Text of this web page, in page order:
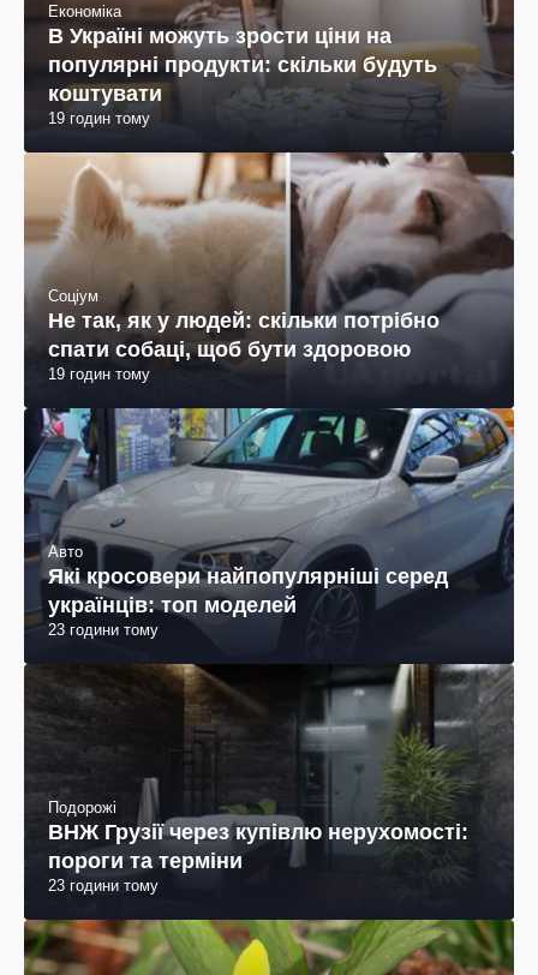
Економіка
В Україні можуть зрости ціни на
популярні продукти: скільки будуть
коштувати
19 годин тому
Соціум
Не так, як у людей: скільки потрібно
спати собаці, щоб бути здоровою
19 годин тому
Авто
Які кросовери найпопулярніші серед
українців: топ моделей
23 години тому
Подорожі
ВНЖ Грузії через купівлю нерухомості:
пороги та терміни
23 години тому